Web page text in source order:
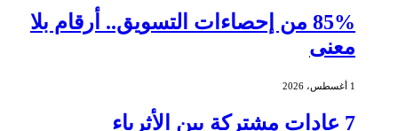
85% من إحصاءات التسويق.. أرقام بلا
معنى
1 أغسطس، 2026
7 عادات مشتركة بين الأثرياء